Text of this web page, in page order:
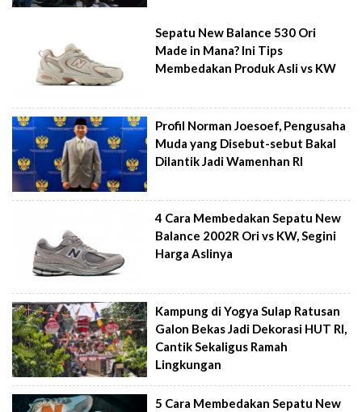
Sepatu New Balance 530 Ori
Made in Mana? Ini Tips
Membedakan Produk Asli vs KW
Profil Norman Joesoef, Pengusaha
Muda yang Disebut-sebut Bakal
Dilantik Jadi Wamenhan RI
4 Cara Membedakan Sepatu New
Balance 2002R Ori vs KW, Segini
Harga Aslinya
Kampung di Yogya Sulap Ratusan
Galon Bekas Jadi Dekorasi HUT RI,
Cantik Sekaligus Ramah
Lingkungan
5 Cara Membedakan Sepatu New